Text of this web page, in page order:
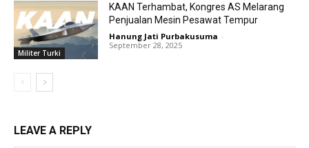
Militer Turki
KAAN Terhambat, Kongres AS Melarang
Penjualan Mesin Pesawat Tempur
Hanung Jati Purbakusuma -
September 28, 2025
LEAVE A REPLY